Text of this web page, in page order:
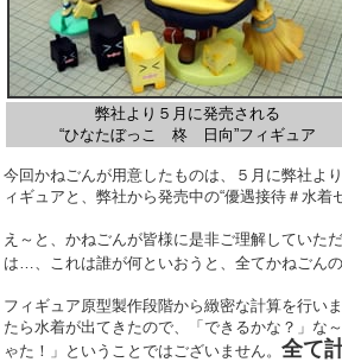
弊社より５月に発売される
“ひなたぼっこ 柊 日向”フィギュア
今回かねごんが用意したものは、５月に弊社
ィギュアと、弊社から発売中の“優遇接待＃水
え～と、かねごんが皆様に是非ご理解していた
は…、これは誰が何といおうと、全てかねごんの
フィギュア原型製作段階から緻密な計算を行い
たら水着が出てきたので、「できるかな？」な
ゃた！」ということではございません。 全て